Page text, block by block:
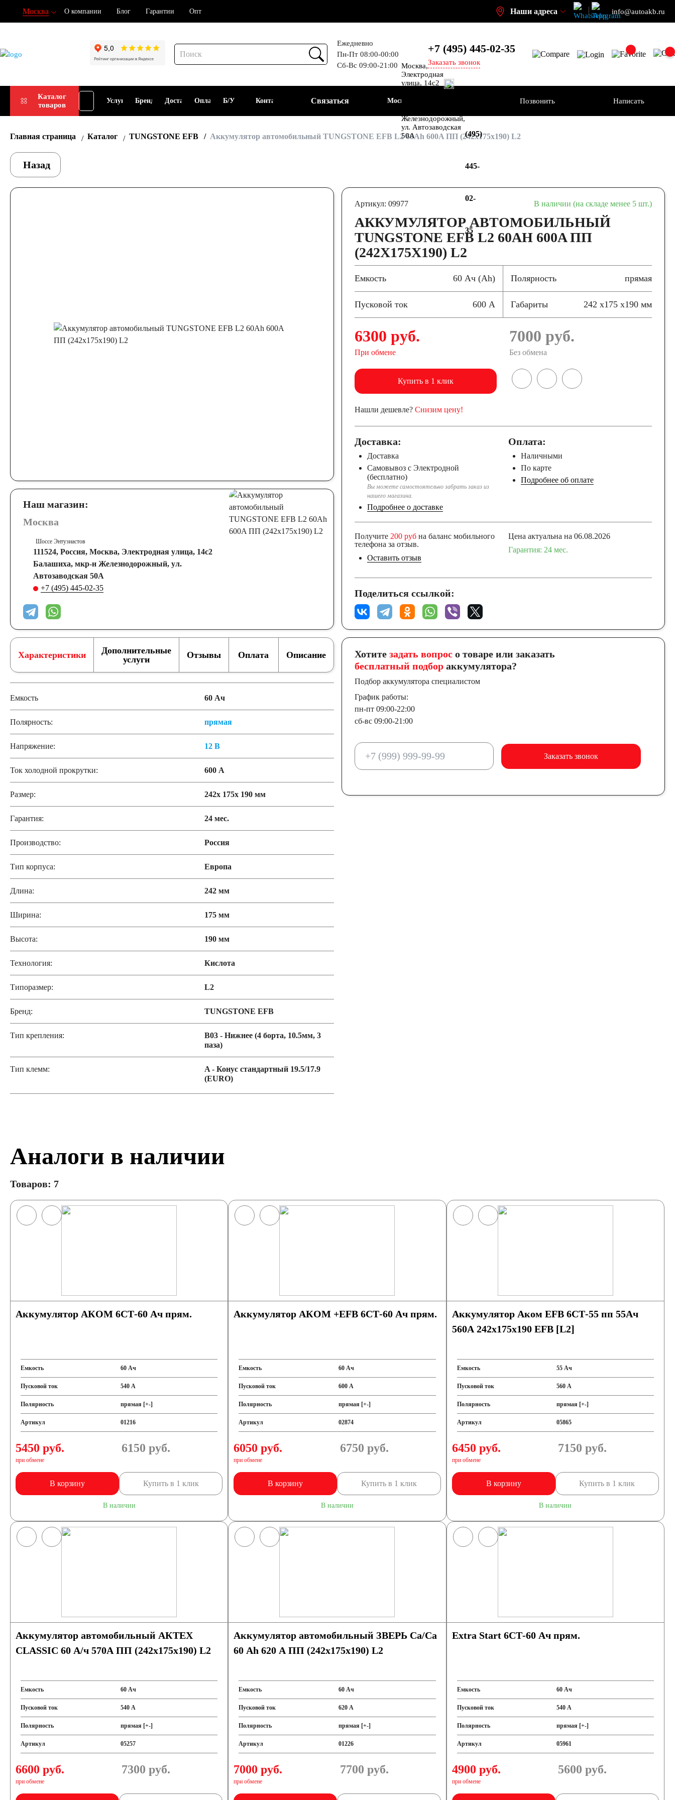
Москва О компании Блог Гарантии Опт Наши адреса info@autoakb.ru
Ежедневно
Пн-Пт 08:00-00:00
Сб-Вс 09:00-21:00
+7 (495)445-02-35
Заказать звонок
Каталог
товаров
Подбор
АКБ
Услуги Бренды ДоставкаОплата Б/У Контакты Связаться Москва
Москва,
Электродная
улица, 14с2
Энтузиастов
Железнодорожный,
ул. Автозаводская
50А
(495)
445-
02-
35
Позвонить Написать
Главная страница Каталог TUNGSTONE EFB Аккумулятор автомобильный TUNGSTONE EFB L2 60Ah 600A ПП (242x175x190) L2
Назад
Наш магазин:
Москва
Шоссе Энтузиастов
111524, Россия, Москва, Электродная улица, 14с2
Балашиха, мкр-н Железнодорожный, ул.
Автозаводская 50А
+7 (495) 445-02-35
Артикул: 09977 В наличии (на складе менее 5 шт.)
АККУМУЛЯТОР АВТОМОБИЛЬНЫЙ
TUNGSTONE EFB L2 60AH 600A ПП
(242X175X190) L2
Емкость 60 Ач (Ah) Полярность прямая
Пусковой ток 600 А Габариты 242 x175 x190 мм
6300 руб.
При обмене
7000 руб.
Без обмена
Купить в 1 клик
Нашли дешевле? Снизим цену!
Доставка:
Доставка
Самовывоз с Электродной
(бесплатно)
Вы можете самостоятельно забрать заказ из
нашего магазина.
Подробнее о доставке
Оплата:
Наличными
По карте
Подробнее об оплате
Получите 200 рубна баланс мобильного
телефона за отзыв.
Оставить отзыв
Цена актуальна на 06.08.2026
Гарантия: 24 мес.
Поделиться ссылкой:
Характеристики
Дополнительные
услуги
Отзывы Оплата Описание
Емкость 60 Ач
Полярность: прямая
Напряжение: 12 В
Ток холодной прокрутки: 600 А
Размер: 242x 175x 190 мм
Гарантия: 24 мес.
Производство: Россия
Тип корпуса: Европа
Длина: 242 мм
Ширина: 175 мм
Высота: 190 мм
Технология: Кислота
Типоразмер: L2
Бренд: TUNGSTONE EFB
Тип крепления:
B03 - Нижнее (4 борта, 10.5мм, 3
паза)
Тип клемм:
A - Конус стандартный 19.5/17.9
(EURO)
Хотите задать вопросо товаре или заказать
бесплатный подбораккумулятора?
Подбор аккумулятора специалистом
График работы:
пн-пт 09:00-22:00
сб-вс 09:00-21:00
Заказать звонок
Аналоги в наличии
Товаров: 7
Аккумулятор АКОМ 6СТ-60 Ач прям.
Емкость 60 Ач
Пусковой ток 540 А
Полярность прямая [+-]
Артикул 01216
5450 руб.
при обмене
6150 руб.
В корзину Купить в 1 клик
В наличии
Аккумулятор АКОМ +EFB 6СТ-60 Ач прям.
Емкость 60 Ач
Пусковой ток 600 А
Полярность прямая [+-]
Артикул 02874
6050 руб.
при обмене
6750 руб.
В корзину Купить в 1 клик
В наличии
Аккумулятор Аком EFB 6СТ-55 пп 55Ач
560А 242х175х190 EFB [L2]
Емкость 55 Ач
Пусковой ток 560 А
Полярность прямая [+-]
Артикул 05865
6450 руб.
при обмене
7150 руб.
В корзину Купить в 1 клик
В наличии
Аккумулятор автомобильный АКТЕХ
CLASSIC 60 А/ч 570А ПП (242x175x190) L2
Емкость 60 Ач
Пусковой ток 540 А
Полярность прямая [+-]
Артикул 05257
6600 руб.
при обмене
7300 руб.
Аккумулятор автомобильный ЗВЕРЬ Са/Са
60 Ah 620 A ПП (242х175х190) L2
Емкость 60 Ач
Пусковой ток 620 А
Полярность прямая [+-]
Артикул 01226
7000 руб.
при обмене
7700 руб.
Extra Start 6СТ-60 Ач прям.
Емкость 60 Ач
Пусковой ток 540 А
Полярность прямая [+-]
Артикул 05961
4900 руб.
при обмене
5600 руб.